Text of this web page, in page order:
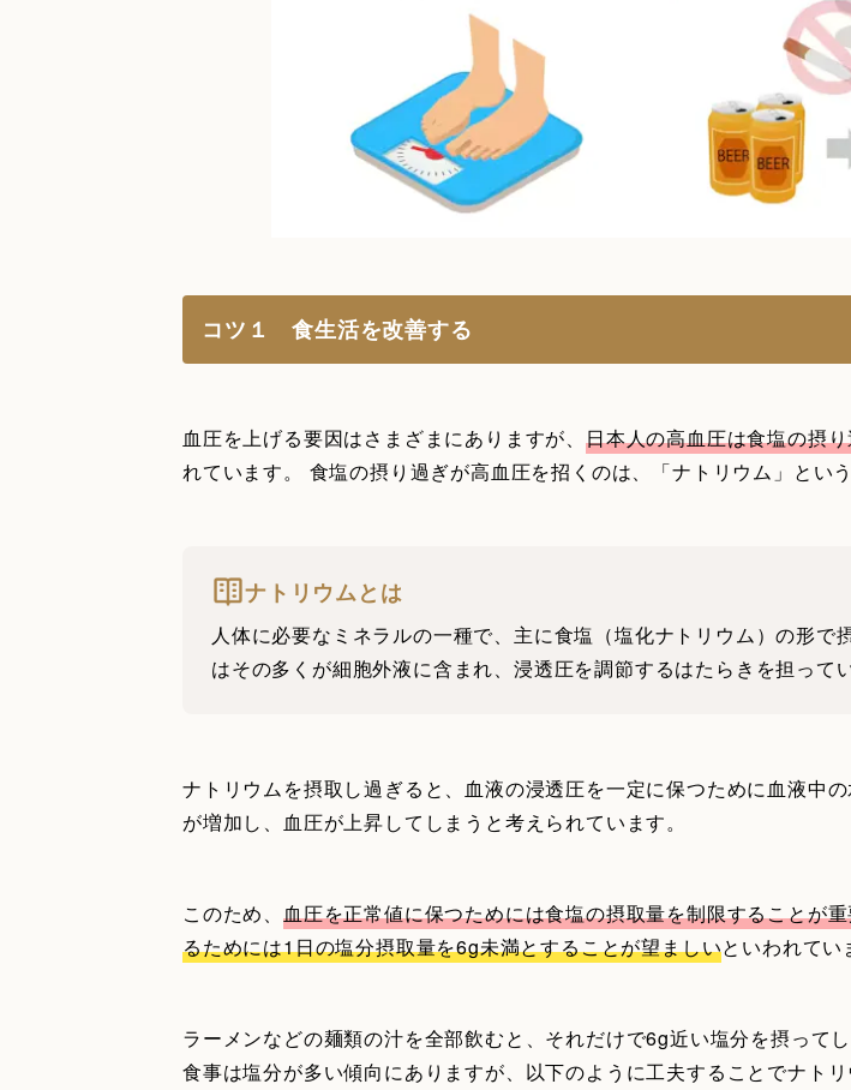
コツ１ 食生活を改善する
血圧を上げる要因はさまざまにありますが、 日本人の高血圧は食塩の摂
れています。 食塩の摂り過ぎが高血圧を招くのは、「ナトリウム」とい
ナトリウムとは
人体に必要なミネラルの一種で、主に食塩（塩化ナトリウム）の形で
はその多くが細胞外液に含まれ、浸透圧を調節するはたらきを担ってい
ナトリウムを摂取し過ぎると、血液の浸透圧を一定に保つために血液中
が増加し、血圧が上昇してしまうと考えられています。
このため、 血圧を正常値に保つためには食塩の摂取量を制限することが
るためには1日の塩分摂取量を6g未満とすることが望ましいといわれてい
ラーメンなどの麺類の汁を全部飲むと、それだけで6g近い塩分を摂って
食事は塩分が多い傾向にありますが、以下のように工夫することでナト